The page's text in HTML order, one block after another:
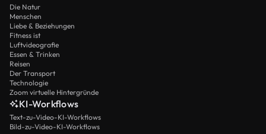
Die Natur
Menschen
Liebe & Beziehungen
Fitness ist
Luftvideografie
Essen & Trinken
Reisen
Der Transport
Technologie
Zoom virtuelle Hintergründe
KI-Workflows
Text-zu-Video-KI-Workflows
Bild-zu-Video-KI-Workflows